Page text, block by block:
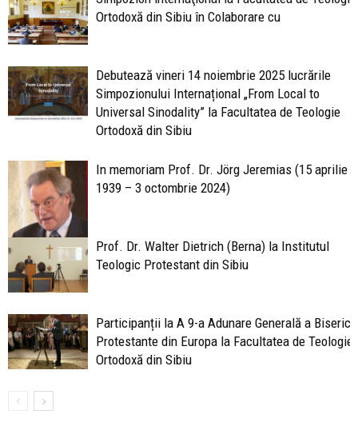
Ortodoxă din Sibiu în Colaborare cu
Debutează vineri 14 noiembrie 2025 lucrările
Simpozionului Internațional „From Local to
Universal Sinodality” la Facultatea de Teologie
Ortodoxă din Sibiu
In memoriam Prof. Dr. Jörg Jeremias (15 aprilie
1939 – 3 octombrie 2024)
Prof. Dr. Walter Dietrich (Berna) la Institutul
Teologic Protestant din Sibiu
Participanții la A 9-a Adunare Generală a
Protestante din Europa la Facultatea de Teologie
Ortodoxă din Sibiu